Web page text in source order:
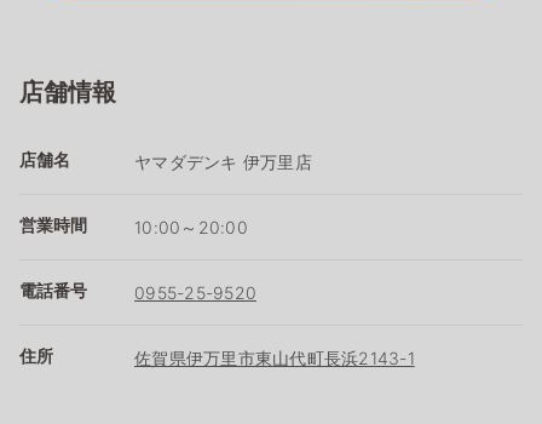
店舗情報
店舗名 ヤマダデンキ 伊万里店
営業時間 10:00～20:00
電話番号 0955-25-9520
住所 佐賀県伊万里市東山代町長浜2143-1